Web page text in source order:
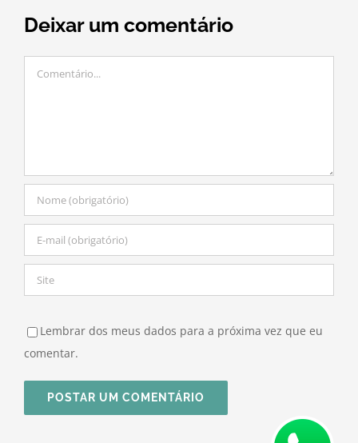
Deixar um comentário
Comentário
Lembrar dos meus dados para a próxima vez que eu
comentar.